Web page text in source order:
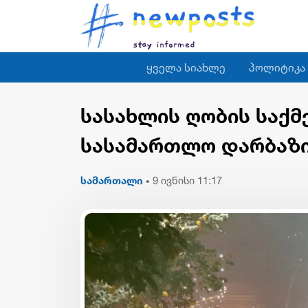
ყველა სიახლე პოლიტიკა
სასახლის ღობის
სასამართლო
სამართალი • 9 ივნისი 11:17